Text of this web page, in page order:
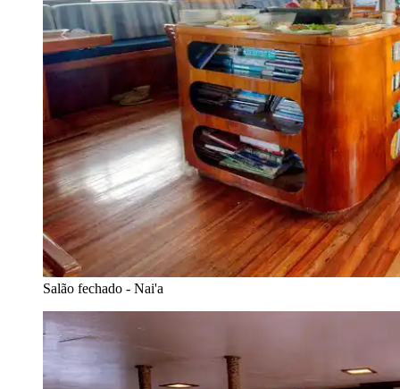
Salão fechado - Nai'a